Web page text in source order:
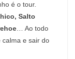
é o tour.
Salto
… Ao todo
calma e sair do